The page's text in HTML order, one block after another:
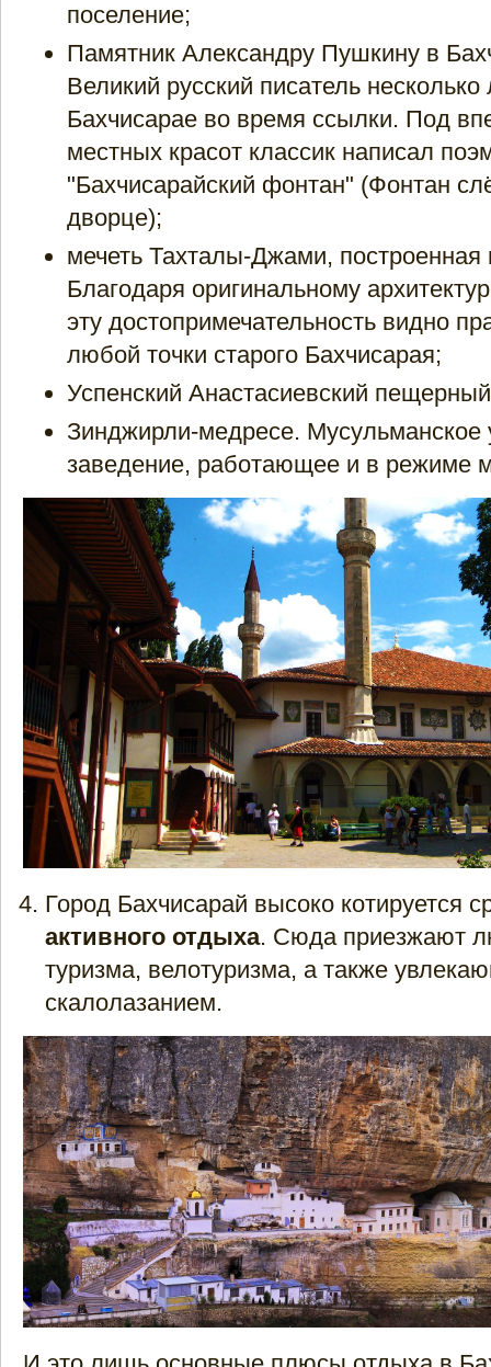
поселение;
Памятник Александру Пушкину в
Великий русский писатель
Бахчисарае во время ссылки. Под
местных красот классик написал
"Бахчисарайский фонтан" (Фонтан
дворце);
мечеть Тахталы-Джами, построенная
Благодаря оригинальному
эту достопримечательность видно
любой точки старого Бахчисарая;
Успенский Анастасиевский
Зинджирли-медресе. Мусульманское
заведение, работающее и в режиме
Город Бахчисарай высоко котируется
активного отдыха. Сюда приезжают
туризма, велотуризма, а также
скалолазанием.